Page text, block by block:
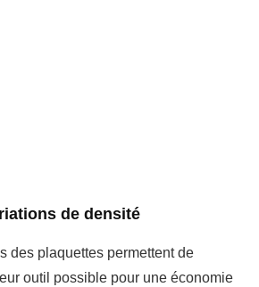
de densité
des plaquettes permettent de
outil possible pour une économie